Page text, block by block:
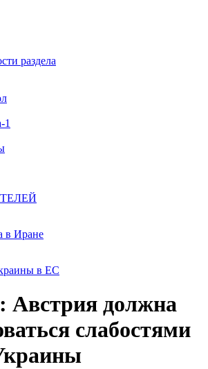
раздела
1
в Иране
в ЕС
Австрия должна
слабостями